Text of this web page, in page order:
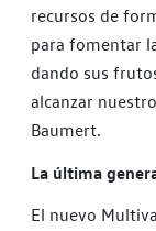
recursos de
para fomentar
dando sus
alcanzar
Baumert.
La última
El nuevo